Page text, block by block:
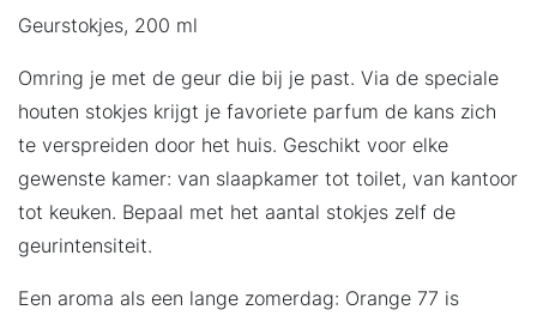
Geurstokjes, 200 ml
Omring je met de geur die bij je past. Via de speciale
houten stokjes krijgt je favoriete parfum de kans zich
te verspreiden door het huis. Geschikt voor elke
gewenste kamer: van slaapkamer tot toilet, van kantoor
tot keuken. Bepaal met het aantal stokjes zelf de
geurintensiteit.
Een aroma als een lange zomerdag: Orange 77 is